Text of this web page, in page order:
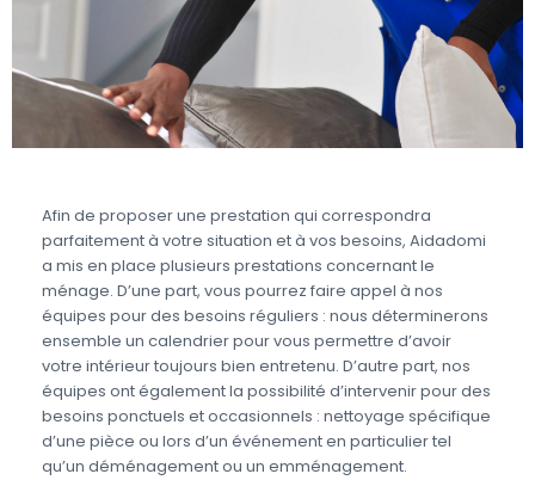
Afin de proposer une prestation qui correspondra
parfaitement à votre situation et à vos besoins, Aidadomi
a mis en place plusieurs prestations concernant le
ménage. D’une part, vous pourrez faire appel à nos
équipes pour des besoins réguliers : nous déterminerons
ensemble un calendrier pour vous permettre d’avoir
votre intérieur toujours bien entretenu. D’autre part, nos
équipes ont également la possibilité d’intervenir pour des
besoins ponctuels et occasionnels : nettoyage spécifique
d’une pièce ou lors d’un événement en particulier tel
qu’un déménagement ou un emménagement.